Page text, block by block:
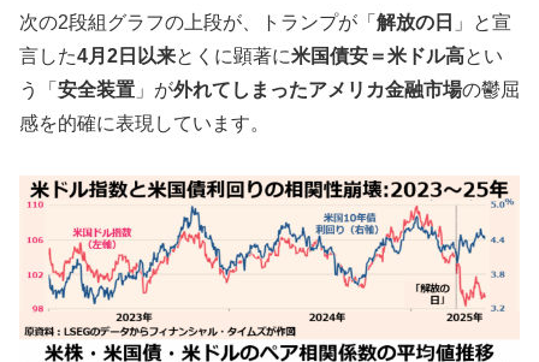
次の2段組グラフの上段が、トランプが「 解放の日 」と宣
言した4月2日以来とくに顕著に米国債安＝米ドル高とい
う「 安全装置 」が外れてしまったアメリカ金融市場の鬱屈
感を的確に表現しています。